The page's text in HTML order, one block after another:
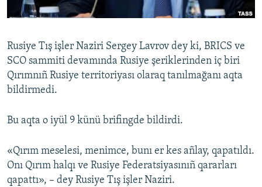
Русский
Українською
QOŞULIÑIZ!
RFE/RS bütün saytları
Rusiye Tış işler Naziri Sergey Lavrov dey ki, BRICS ve
SCO sammiti devamında Rusiye şeriklerinden iç biri
Qırımnıñ Rusiye territoriyası olaraq tanılmağanı aqta
bildirmedi.
Bu aqta o iyül 9 künü brifingde bildirdi.
«Qırım meselesi, menimce, bunı er kes añlay, qapatıldı.
Onı Qırım halqı ve Rusiye Federatsiyasınıñ qararları
qapattı», – dey Rusiye Tış işler Naziri.